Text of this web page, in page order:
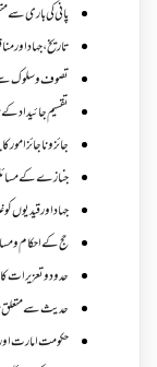
پانی کی باری سے
تاریخ،جہاد اور
تصوف و سلوک
تقسیم جائیداد
جائز و ناجائزامور
جنازے
جہاد اور
حج کے احکام
حدود و تعزیرات
حدیث سے متعلق
حکومت امارت